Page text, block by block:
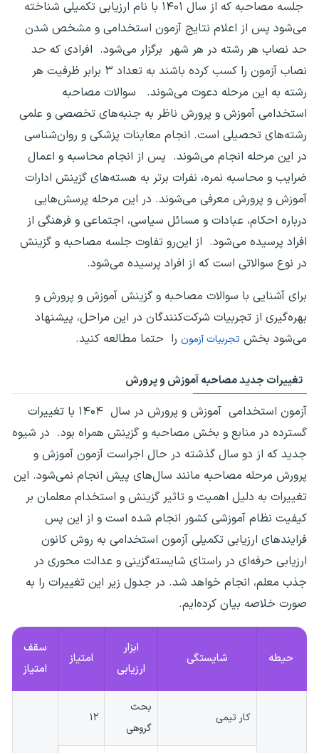
جلسه مصاحبه که از سال ۱۴۰۱ با نام ارزیابی تکمیلی شناخته
می‌شود پس از اعلام نتایج آزمون استخدامی و مشخص شدن
حد نصاب هر رشته در هر شهر برگزار می‌شود. افرادی که حد
نصاب آزمون را کسب کرده باشند به تعداد ۳ برابر ظرفیت هر
رشته به این مرحله دعوت می‌شوند. سوالات مصاحبه
استخدامی آموزش و پرورش ناظر به جنبه‌های تخصصی و علمی
رشته‌های تحصیلی است. انجام معاینات پزشکی و روان‌شناسی
در این مرحله انجام می‌شوند. پس از انجام محاسبه و اعمال
ضرایب و محاسبه نمره، نفرات برتر به هسته‌های گزینش ادارات
آموزش و پرورش معرفی می‌شوند. در این مرحله پرسش‌هایی
درباره احکام، عبادات و مسائل سیاسی، اجتماعی و فرهنگی از
افراد پرسیده می‌شود. از این‌رو تفاوت جلسه مصاحبه و گزینش
در نوع سوالاتی است که از افراد پرسیده می‌شود.
برای آشنایی با سوالات مصاحبه و گزینش آموزش و پرورش و
بهره‌گیری از تجربیات شرکت‌کنندگان در این مراحل، پیشنهاد
می‌شود بخش تجربیات آزمون را حتما مطالعه کنید.
تغییرات جدید مصاحبه آموزش و پرورش
آزمون استخدامی آموزش و پرورش در سال ۱۴۰۴ با تغییرات
گسترده در منابع و بخش مصاحبه و گزینش همراه بود. در شیوه
جدید که از دو سال گذشته در حال اجراست آزمون آموزش و
پرورش مرحله مصاحبه مانند سال‌های پیش انجام نمی‌شود. این
تغییرات به دلیل اهمیت و تاثیر گزینش و استخدام معلمان بر
کیفیت نظام آموزشی کشور انجام شده است و از این پس
فرایند‌‌های ارزیابی تکمیلی آزمون استخدامی به روش کانون
ارزیابی حرفه‌ای در راستای شایسته‌گزینی و عدالت محوری در
جذب معلم، انجام خواهد شد. در جدول زیر این تغییرات را به
صورت خلاصه بیان کرده‌ایم.
حیطه شایستگی
ابزار
ارزیابی
امتیاز
سقف
امتیاز
کار تیمی
بحث
گروهی
۱۲